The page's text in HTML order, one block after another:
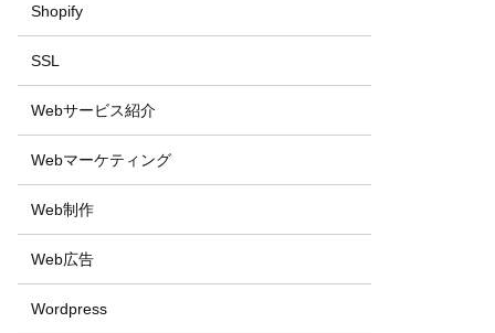
Shopify
SSL
Webサービス紹介
Webマーケティング
Web制作
Web広告
Wordpress